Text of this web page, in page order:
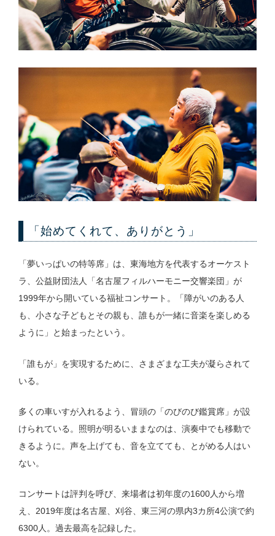
「始めてくれて、ありがとう」
「夢いっぱいの特等席」は、東海地方を代表するオーケスト
ラ、公益財団法人「名古屋フィルハーモニー交響楽団」が
1999年から開いている福祉コンサート。「障がいのある人
も、小さな子どもとその親も、誰もが一緒に音楽を楽しめる
ように」と始まったという。
「誰もが」を実現するために、さまざまな工夫が凝らされて
いる。
多くの車いすが入れるよう、冒頭の「のびのび鑑賞席」が設
けられている。照明が明るいままなのは、演奏中でも移動で
きるように。声を上げても、音を立てても、とがめる人はい
ない。
コンサートは評判を呼び、来場者は初年度の1600人から増
え、2019年度は名古屋、刈谷、東三河の県内3カ所4公演で約
6300人。過去最高を記録した。